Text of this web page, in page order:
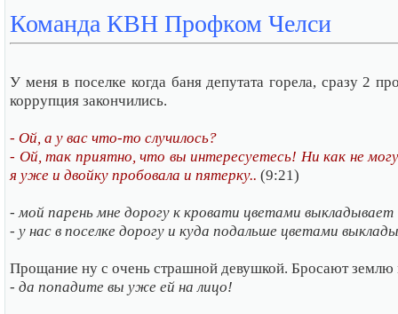
Команда КВН Профком Челси
У меня в поселке когда баня депутата горела, сразу 2
коррупция закончились.
- Ой, а у вас что-то случилось?
- Ой, так приятно, что вы интересуетесь! Ни как не
я уже и двойку пробовала и пятерку.. (9:21)
- мой парень мне дорогу к кровати цветами выкладывает
- у нас в поселке дорогу и куда подальше цветами
Прощание ну с очень страшной девушкой. Бросают землю
- да попадите вы уже ей на лицо!